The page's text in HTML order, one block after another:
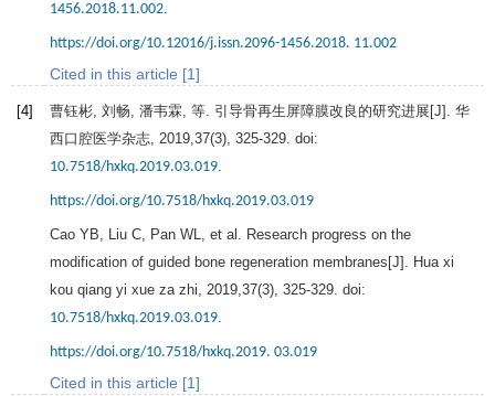
1456.2018.11.002
https://doi.org/10.12016/j.issn.2096-1456.2018. 11.002
Cited in this article [1]
[4] 曹钰彬, 刘畅, 潘韦霖, 等. 引导骨再生屏障膜改良的研究进展[J]. 华
西口腔医学杂志 2019 37(3), 325-329. doi:
10.7518/hxkq.2019.03.019
https://doi.org/10.7518/hxkq.2019.03.019
Cao YB Liu C Pan WL
, et al. Research progress on the
modification of guided bone regeneration membranes[J]. Hua xi
kou qiang yi xue za zhi, 2019 37(3), 325-329. doi:
10.7518/hxkq.2019.03.019
https://doi.org/10.7518/hxkq.2019. 03.019
Cited in this article [1]